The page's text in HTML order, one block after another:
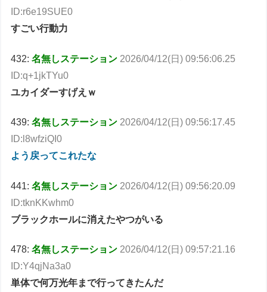
ID:r6e19SUE0
すごい行動力
432:名無しステーション 2026/04/12(日) 09:56:06.25
ID:q+1jkTYu0
ユカイダーすげえｗ
439:名無しステーション 2026/04/12(日) 09:56:17.45
ID:l8wfziQI0
よう戻ってこれたな
441:名無しステーション 2026/04/12(日) 09:56:20.09
ID:tknKKwhm0
ブラックホールに消えたやつがいる
478:名無しステーション 2026/04/12(日) 09:57:21.16
ID:Y4qjNa3a0
単体で何万光年まで行ってきたんだ